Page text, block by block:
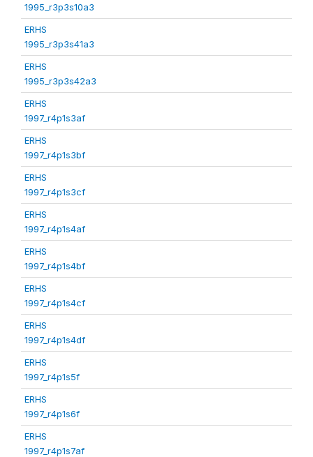
1995_r3p3s10a3
ERHS
1995_r3p3s41a3
ERHS
1995_r3p3s42a3
ERHS
1997_r4p1s3af
ERHS
1997_r4p1s3bf
ERHS
1997_r4p1s3cf
ERHS
1997_r4p1s4af
ERHS
1997_r4p1s4bf
ERHS
1997_r4p1s4cf
ERHS
1997_r4p1s4df
ERHS
1997_r4p1s5f
ERHS
1997_r4p1s6f
ERHS
1997_r4p1s7af